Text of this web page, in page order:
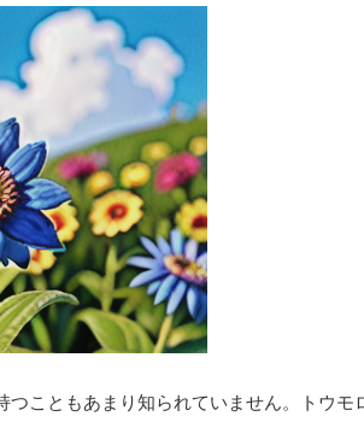
こともあまり知られていません。トウモ